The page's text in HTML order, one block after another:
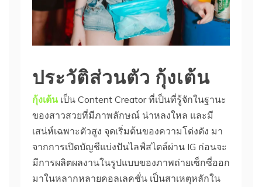
ประวัติส่วนตัว กุ้งเต้น
กุ้งเต้นเป็น Content Creator ที่เป็นที่รู้จักในฐานะ
ของสาวสวยที่มีภาพลักษณ์ น่าหลงใหล และมี
เสน่ห์เฉพาะตัวสูง จุดเริ่มต้นของความโด่งดัง มา
จากการเปิดบัญชีแบ่งปันไลฟ์สไตล์ผ่าน IG ก่อนจะ
มีการผลิตผลงานในรูปแบบของภาพถ่ายเซ็กซี่ออก
มาในหลากหลายคอลเลคชั่น เป็นสาเหตุหลักใน